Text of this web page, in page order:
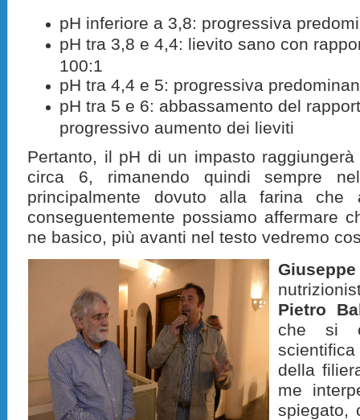
pH inferiore a 3,8: progressiva
pH tra 3,8 e 4,4: lievito sano con
100:1
pH tra 4,4 e 5: progressiva
pH tra 5 e 6: abbassamento del
progressivo aumento dei lieviti
Pertanto, il pH di un impasto
circa 6, rimanendo quindi sempre
principalmente dovuto alla farina
conseguentemente possiamo affermare
ne basico, più avanti nel testo vedremo
Pietro
che si
della
me
spiegato,